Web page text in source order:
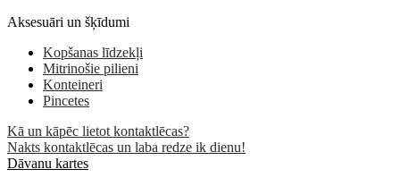
Aksesuāri un šķīdumi
Kopšanas līdzekļi
Mitrinošie pilieni
Konteineri
Pincetes
Kā un kāpēc lietot kontaktlēcas?
Nakts kontaktlēcas un laba redze ik dienu!
Dāvanu kartes